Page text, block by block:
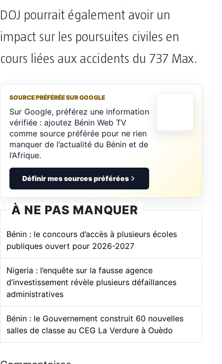
DOJ pourrait également avoir un
impact sur les poursuites civiles en
cours liées aux accidents du 737 Max.
SOURCE PRÉFÉRÉE SUR GOOGLE
Sur Google, préférez une information
vérifiée : ajoutez Bénin Web TV
comme source préférée pour ne rien
manquer de l’actualité du Bénin et de
l’Afrique.
Définir mes sources préférées
À NE PAS MANQUER
Bénin : le concours d’accès à plusieurs écoles
publiques ouvert pour 2026-2027
Nigeria : l’enquête sur la fausse agence
d’investissement révèle plusieurs défaillances
administratives
Bénin : le Gouvernement construit 60 nouvelles
salles de classe au CEG La Verdure à Ouèdo